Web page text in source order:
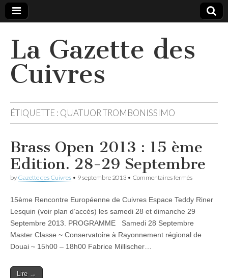
La Gazette des
Cuivres
ÉTIQUETTE : QUATUOR TROMBONISSIMO
Brass Open 2013 : 15 ème
Edition. 28-29 Septembre
by Gazette des Cuivres • 9 septembre 2013 • Commentaires ferméssur
2013
:
ème
Edition.
15ème Rencontre Européenne de Cuivres Espace Teddy Riner
Lesquin (voir plan d’accès) les samedi 28 et dimanche 29
Septembre 2013. PROGRAMME Samedi 28 Septembre
Master Classe ~ Conservatoire à Rayonnement régional de
Douai ~ 15h00 – 18h00 Fabrice Millischer…
Lire →